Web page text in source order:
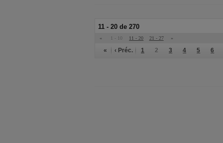
11 - 20 de 270
« 1 - 10 11 - 20 21 - 27 »
« ‹ Préc. 1 2 3 4 5 6